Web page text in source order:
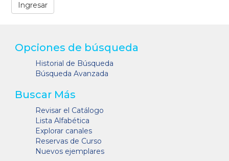
Opciones de búsqueda
Historial de Búsqueda
Búsqueda Avanzada
Buscar Más
Revisar el Catálogo
Lista Alfabética
Explorar canales
Reservas de Curso
Nuevos ejemplares